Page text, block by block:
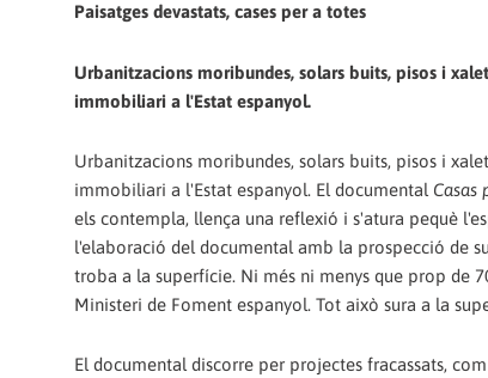
Paisatges devastats, cases per a totes
Urbanitzacions moribundes, solars buits, pisos i
immobiliari a l'Estat espanyol.
Urbanitzacions moribundes, solars buits, pisos i
immobiliari a l'Estat espanyol. El documental Casas
els contempla, llença una reflexió i s'atura pequè
l'elaboració del documental amb la prospecció de
troba a la superfície. Ni més ni menys que prop de
Ministeri de Foment espanyol. Tot això sura a la
El documental discorre per projectes fracassats,